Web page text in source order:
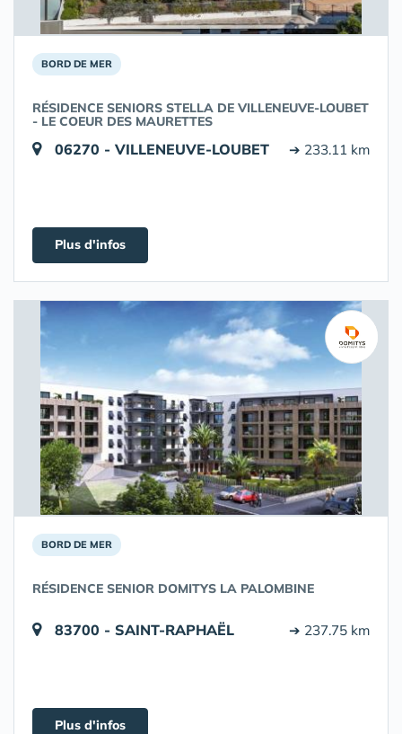
BORD DE MER
RÉSIDENCE SENIORS STELLA DE VILLENEUVE-LOUBET
- LE COEUR DES MAURETTES
06270 - VILLENEUVE-LOUBET ➔ 233.11 km
Plus d'infos
BORD DE MER
RÉSIDENCE SENIOR DOMITYS LA PALOMBINE
83700 - SAINT-RAPHAËL ➔ 237.75 km
Plus d'infos